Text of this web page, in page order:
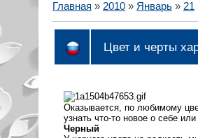
Главная » 2010 » Январь » 21
Цвет и черты
Оказывается, по любимому
узнать что-то новое о себе
Черный